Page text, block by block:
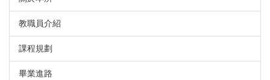
教職員介紹
課程規劃
畢業進路